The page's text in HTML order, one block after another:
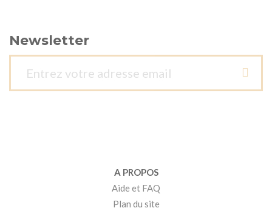
Newsletter
A PROPOS
Aide et FAQ
Plan du site